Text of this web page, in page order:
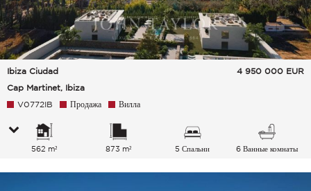
Ibiza Ciudad
Cap Martinet, Ibiza
4 950 000 EUR
V0772IB Продажа Вилла
562 m² 873 m² 5 Спальни 6 Ванные комнаты